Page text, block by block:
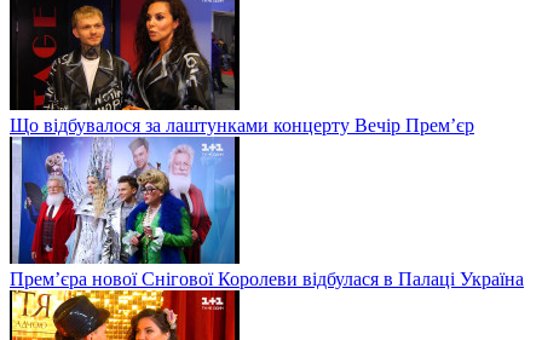
Що відбувалося за лаштунками концерту Вечір Прем’єр
Прем’єра нової Снігової Королеви відбулася в Палаці Україна